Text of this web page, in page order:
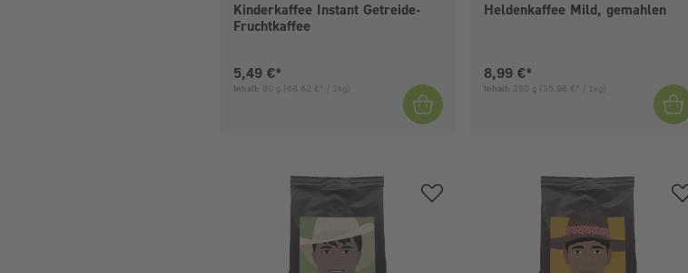
Kinderkaffee Instant Getreide-
Fruchtkaffee
Aktueller Preis:
5,49 €*
Inhalt: 80 g (68,62 €* / 1kg)
Heldenkaffee Mild, gemahlen
Aktueller Preis:
8,99 €*
Inhalt: 250 g (35,96 €* / 1kg)